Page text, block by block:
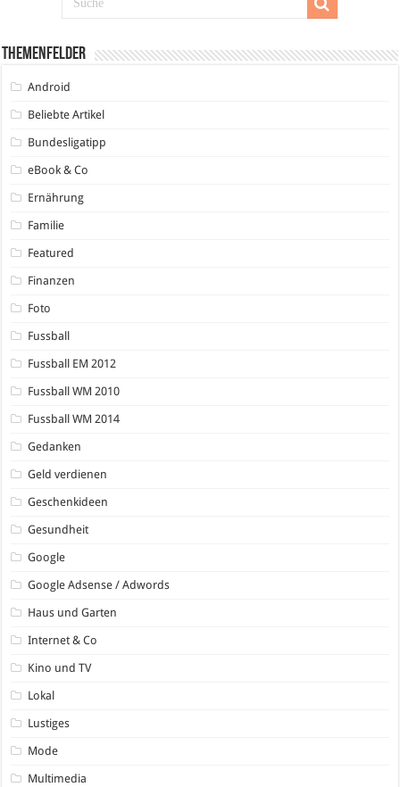
Themenfelder
Android
Beliebte Artikel
Bundesligatipp
eBook & Co
Ernährung
Familie
Featured
Finanzen
Foto
Fussball
Fussball EM 2012
Fussball WM 2010
Fussball WM 2014
Gedanken
Geld verdienen
Geschenkideen
Gesundheit
Google
Google Adsense / Adwords
Haus und Garten
Internet & Co
Kino und TV
Lokal
Lustiges
Mode
Multimedia